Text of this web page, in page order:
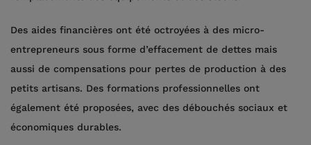
Des aides financières ont été octroyées à des micro-
entrepreneurs sous forme d’effacement de dettes mais
aussi de compensations pour pertes de production à des
petits artisans. Des formations professionnelles ont
également été proposées, avec des débouchés sociaux et
économiques durables.